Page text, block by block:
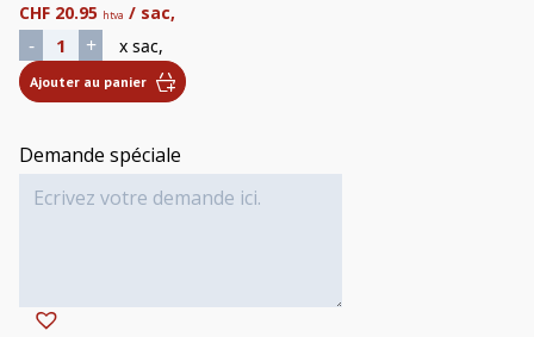
CHF 20.95 htva / sac,
- quantité de Bolet Entier
+ x sac,
Ajouter au panier
Demande spéciale
Alternative: